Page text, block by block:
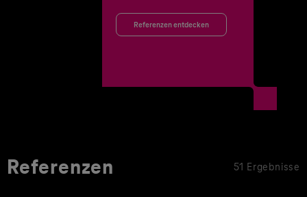
Referenzen entdecken
Referenzen 51 Ergebnisse